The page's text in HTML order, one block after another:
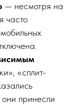
— несмотря на
часто
«сплит-
принесли